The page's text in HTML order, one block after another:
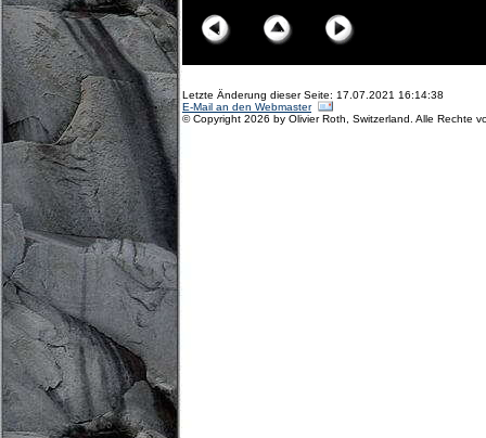
Letzte Änderung dieser Seite: 17.07.2021 16:14:38
E-Mail an den Webmaster
© Copyright 2026 by Olivier Roth, Switzerland. Alle Rechte